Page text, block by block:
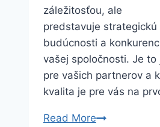
záležitosťou, ale
predstavuje
budúcnosti a
vašej spoločnosti. Je to
pre vašich partnerov a
kvalita je pre vás na
Read MoreISO